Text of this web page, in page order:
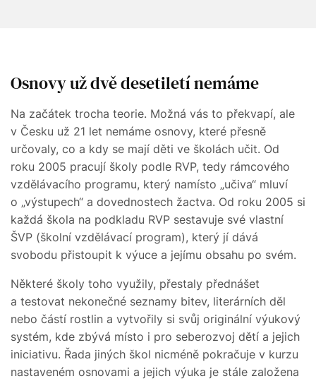
Osnovy už dvě desetiletí nemáme
Na začátek trocha teorie. Možná vás to překvapí, ale
v Česku už 21 let nemáme osnovy, které přesně
určovaly, co a kdy se mají děti ve školách učit. Od
roku 2005 pracují školy podle RVP, tedy rámcového
vzdělávacího programu, který namísto „učiva“ mluví
o „výstupech“ a dovednostech žactva. Od roku 2005 si
každá škola na podkladu RVP sestavuje své vlastní
ŠVP (školní vzdělávací program), který jí dává
svobodu přistoupit k výuce a jejímu obsahu po svém.
Některé školy toho využily, přestaly přednášet
a testovat nekonečné seznamy bitev, literárních děl
nebo částí rostlin a vytvořily si svůj originální výukový
systém, kde zbývá místo i pro seberozvoj dětí a jejich
iniciativu. Řada jiných škol nicméně pokračuje v kurzu
nastaveném osnovami a jejich výuka je stále založena